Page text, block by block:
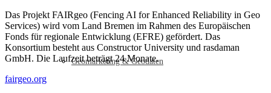
Geomarketing & Geodaten
Das Projekt FAIRgeo (Fencing AI for Enhanced Reliability in Geo
Services) wird vom Land Bremen im Rahmen des Europäischen
Fonds für regionale Entwicklung (EFRE) gefördert. Das
Konsortium besteht aus Constructor University und rasdaman
GmbH. Die Laufzeit beträgt 24 Monate.
fairgeo.org